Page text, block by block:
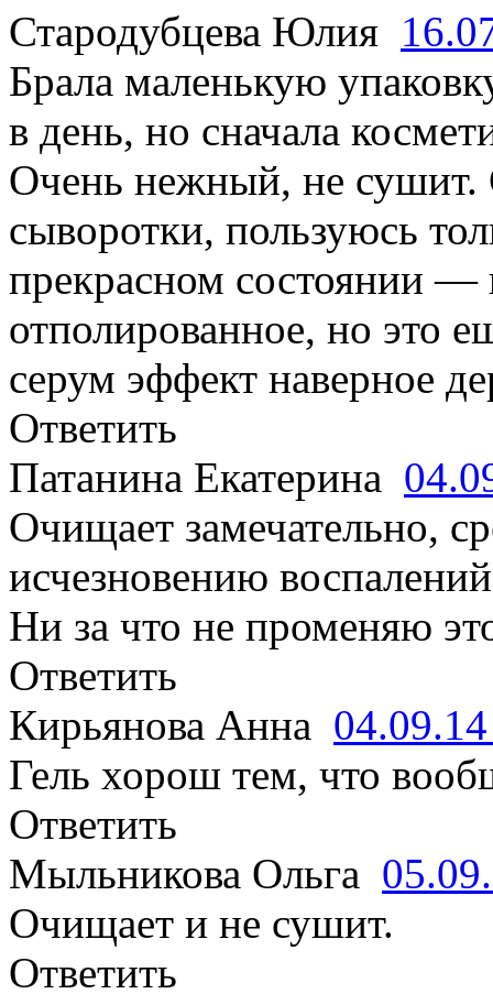
Стародубцева Юлия
Брала маленькую
в день, но сначала
Очень нежный, не сушит.
сыворотки, пользуюсь
прекрасном состоянии
отполированное, но это
серум эффект наверное
Ответить
Патанина Екатерина
Очищает замечательно,
исчезновению
Ни за что не променяю
Ответить
Кирьянова Анна
Гель хорош тем, что
Ответить
Мыльникова Ольга
Очищает и не сушит.
Ответить